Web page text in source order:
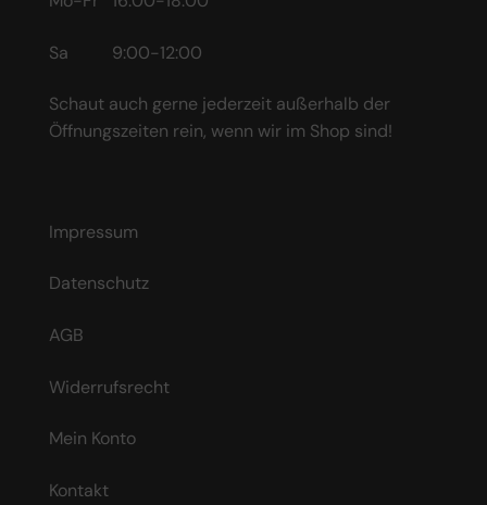
Sa 9:00-12:00
Schaut auch gerne jederzeit außerhalb der
Öffnungszeiten rein, wenn wir im Shop sind!
Impressum
Datenschutz
AGB
Widerrufsrecht
Mein Konto
Kontakt